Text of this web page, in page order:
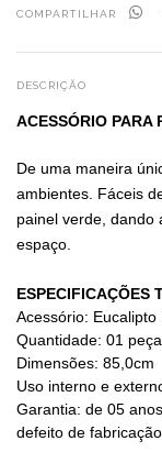
COMPARTILHAR
DESCRIÇÃO
ACESSÓRIO PARA
De uma maneira
ambientes. Fáceis
painel verde, dando
espaço.
ESPECIFICAÇÕES
Acessório: Eucalipto
Quantidade: 01 peça
Dimensões: 85,0cm
Uso interno e
Garantia: de 05
defeito de fabricação.